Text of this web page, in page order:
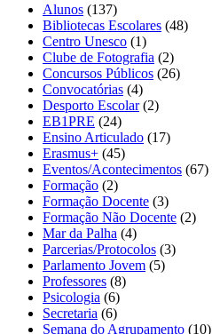
Alunos (137)
Bibliotecas Escolares (48)
Centro Unesco (1)
Clube de Fotografia (2)
Concursos Públicos (26)
Convocatórias (4)
Desporto Escolar(2)
EB1PRE (24)
Ensino Articulado (17)
Erasmus+ (45)
Eventos/Acontecimentos (67)
Formação (2)
Formação Docente (3)
Formação Não Docente (2)
Mar da Palha (4)
Parcerias/Protocolos (3)
Parlamento Jovem (5)
Professores (8)
Psicologia (6)
Secretaria (6)
Semana do Agrupamento (10)